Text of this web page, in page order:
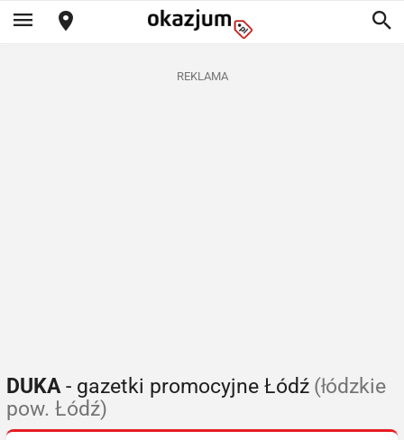
REKLAMA
DUKA- gazetki promocyjne Łódź (łódzkie
pow. Łódź)